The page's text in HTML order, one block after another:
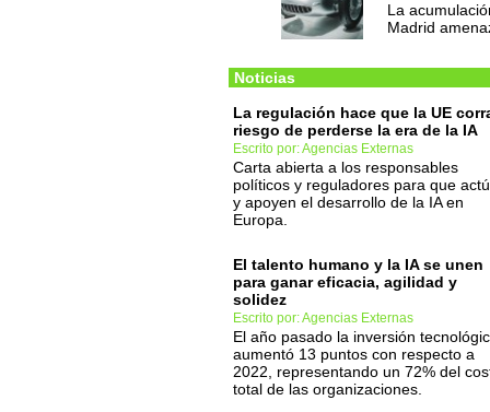
La
Madrid
Noticias
La regulación hace que la UE
riesgo de perderse la era de la IA
Escrito por: Agencias Externas
Carta abierta a los responsables
políticos y reguladores para que
y apoyen el desarrollo de la IA en
Europa.
El talento humano y la IA se unen
para ganar eficacia, agilidad y
solidez
Escrito por: Agencias Externas
El año pasado la inversión
aumentó 13 puntos con respecto a
2022, representando un 72% del
total de las organizaciones.